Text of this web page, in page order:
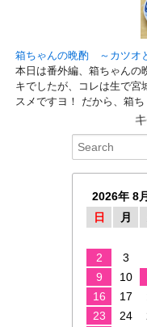
箱ちゃんの晩酌 ～カツオ
本日は番外編、箱ちゃん
キでしたが、コレは生で宮
スメですヨ！ だから、箱
2026年 8
日
月
2
3
9
10
16
17
23
24